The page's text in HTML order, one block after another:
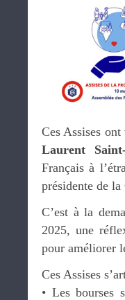
Ces Assises
Laurent
Français à
présidente de
C’est à la
2025, une
pour améliorer
Ces Assises
• Les bourses